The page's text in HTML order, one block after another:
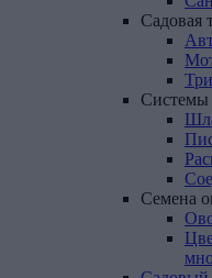
Садовая
Системы
Семена